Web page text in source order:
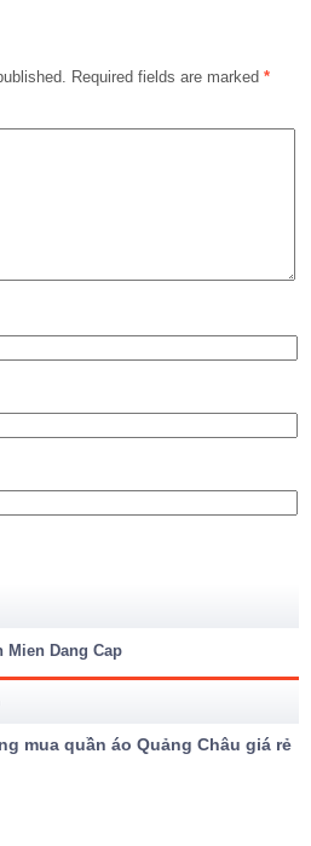
Required fields are marked *
mua quần áo Quảng Châu giá rẻ